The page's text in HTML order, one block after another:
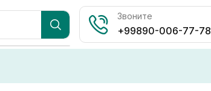
Звоните
+99890-006-77-78